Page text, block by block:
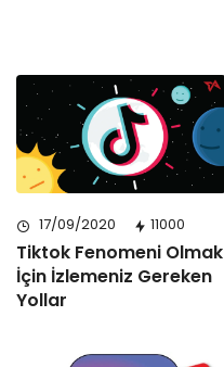
17/09/2020 11000
Tiktok Fenomeni Olmak
İçin İzlemeniz Gereken
Yollar